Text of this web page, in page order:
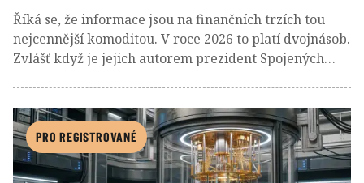
Říká se, že informace jsou na finančních trzích tou
nejcennější komoditou. V roce 2026 to platí dvojnásob.
Zvlášť když je jejich autorem prezident Spojených
by ještě před pár lety působil jako satira. Dnes je to
realita.PRO REGISTROVANÉ